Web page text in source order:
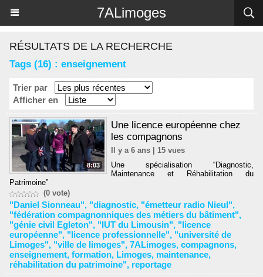
7ALimoges
RÉSULTATS DE LA RECHERCHE
Tags (16) : enseignement
Trier par
Afficher en
8:03
Une licence européenne chez
les compagnons
Il y a 6 ans | 15 vues
Une spécialisation “Diagnostic,
Maintenance et Réhabilitation du
Patrimoine”
(0 vote)
"Daniel Sionneau", "diagnostic, "émetteur radio Nieul",
"fédération compagnonniques des métiers du bâtiment",
"génie civil Egleton", "IUT du Limousin", "licence
européenne", "licence professionnelle", "université de
Limoges", "ville de limoges", 7ALimoges, compagnons,
enseignement, formation, Limoges, maintenance,
réhabilitation du patrimoine", reportage